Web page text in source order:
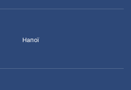
Напої